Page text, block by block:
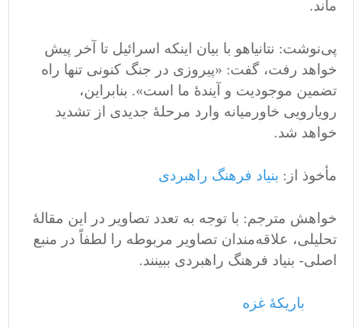
ماند.
پی‌نوشت: نتانیاهو با بیان اینکه اسرائیل تا آخر پیش
خواهد رفت، گفت: «پیروزی در جنگ کنونی تنها راه
تضمین موجودیت و آیندۀ ما است». بنابراین،
رویارویی خاورمیانه وارد مرحلۀ جدیدی از تشدید
خواهد شد.
مأخوذ از: بنیاد فرهنگ راهبردی
خواهش مترجم: با توجه به تعدد تصاویر در این مقالۀ
تحلیلی، علاقه‌مندان تصاویر مربوطه را لطفاً در منبع
اصلی- بنیاد فرهنگ راهبردی ببینند.
باریکۀ غزه